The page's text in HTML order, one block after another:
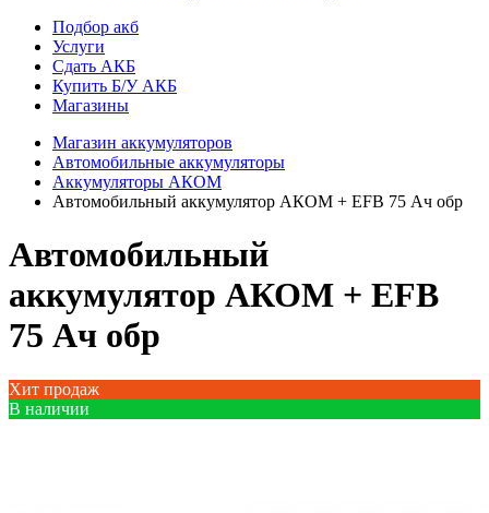
Подбор акб
Услуги
Сдать АКБ
Купить Б/У АКБ
Магазины
Магазин аккумуляторов
Автомобильные аккумуляторы
Аккумуляторы АКОМ
Автомобильный аккумулятор АКОМ + EFB 75 Ач обр
Автомобильный
аккумулятор АКОМ + EFB
75 Ач обр
Хит продаж
В наличии